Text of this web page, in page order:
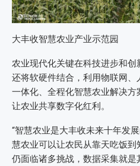
大丰收智慧农业产业示范园
农业现代化关键在科技进步和
还将软硬件结合，利用物联网
一体化、全程化智慧农业解决方
让农业共享数字化红利。
“智慧农业是大丰收未来十年发
慧农业可以让农民从靠天吃饭
仍面临诸多挑战，数据采集就是